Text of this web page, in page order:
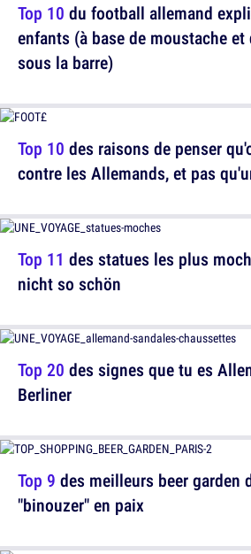
Top 10 des raisons de penser
contre les Allemands, et pas
Top 20 des signes que tu es
Berliner
Top 10 du football allemand
enfants (à base de moustache
sous la barre)
Top 11 des statues les plus
nicht so schön
Top 9 des meilleurs beer garden
"binouzer" en paix